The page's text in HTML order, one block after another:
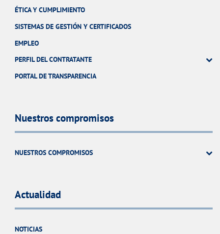
ÉTICA Y CUMPLIMIENTO
SISTEMAS DE GESTIÓN Y CERTIFICADOS
EMPLEO
PERFIL DEL CONTRATANTE
PORTAL DE TRANSPARENCIA
Nuestros compromisos
NUESTROS COMPROMISOS
Actualidad
NOTICIAS